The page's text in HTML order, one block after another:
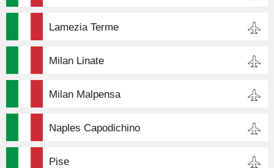
Lamezia Terme
Milan Linate
Milan Malpensa
Naples Capodichino
Pise